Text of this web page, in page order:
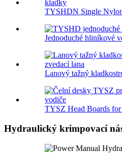
TYSHDN Single
Jednoduché hliníkové
Lanový tažný
TYSZ Head Boards
Hydraulický krimpovací